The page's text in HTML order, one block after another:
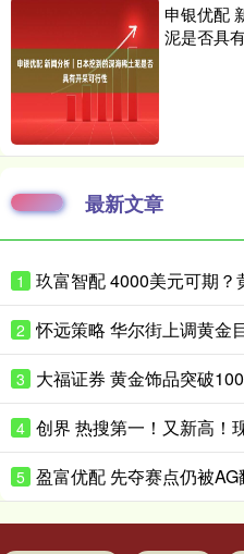
申银优配
泥是否具
最新文章
1 玖富智配 4000美元可期？
2
3
4 创界 热搜第一！又新高！
5